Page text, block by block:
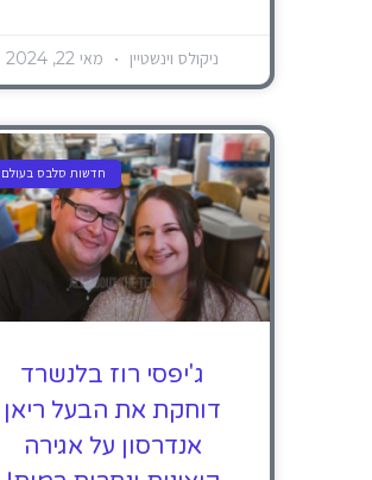
ניקולס וינשטיין מאי 22, 2024
חדשות סלבס בעולם
ג'יפסי רוז בלנשרד
דוחקת את הבעל ריאן
אנדרסון על אגירה